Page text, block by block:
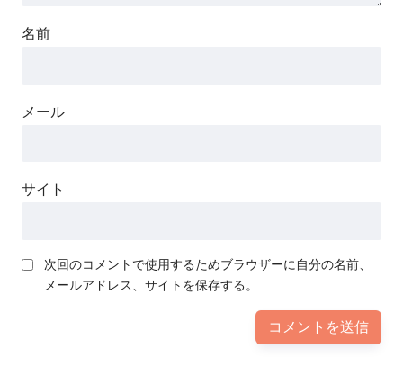
名前
メール
サイト
次回のコメントで使用するためブラウザーに自分の名前、
メールアドレス、サイトを保存する。